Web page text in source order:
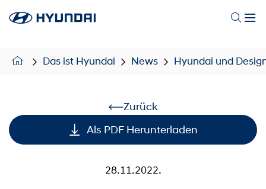
Das ist Hyundai News Hyundai und
Zurück
Als PDF Herunterladen
28.11.2022.